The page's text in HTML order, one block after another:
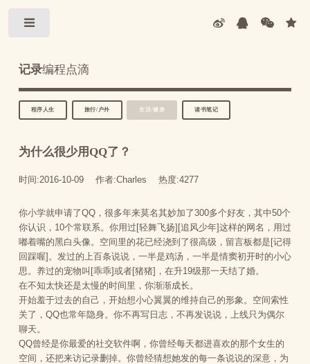
记录编程点滴
程序人生 旅行/户外 生活/健身 读书笔记
为什么很少用QQ了？
时间:2016-10-09 作者:Charles 热度:4277
你小学就申请了QQ，很多年来莫名其妙加了300多个好友，其中50个
你认识，10个常联系。你用过[轻舞飞扬][追风少年]这样的网名，用过
嘟着嘴的黑白头像。空间里的花已经浇到了很高级，留言板都是[记得
回踩喔]。发过的上百条说说，一半是鸡汤，一半是情窦初开时的小心
思。养过的宠物叫[乖乖]或者[猪猪]，在升19级那一天结了婚。
在不知太快还是太慢的时间里，你渐渐成长。
开始羞于过去的自己，开始想小心翼翼的维持自己的形象。空间索性
关了，QQ也常年隐身。你不再写日志，不再发说说，上线只为偶尔
聊天。
QQ曾经是你最爱的社交软件啊，你曾经每天都进喜欢的那个女生的
空间，还把来访记录删掉。你曾经猜想她发的每一条说说的深意，为